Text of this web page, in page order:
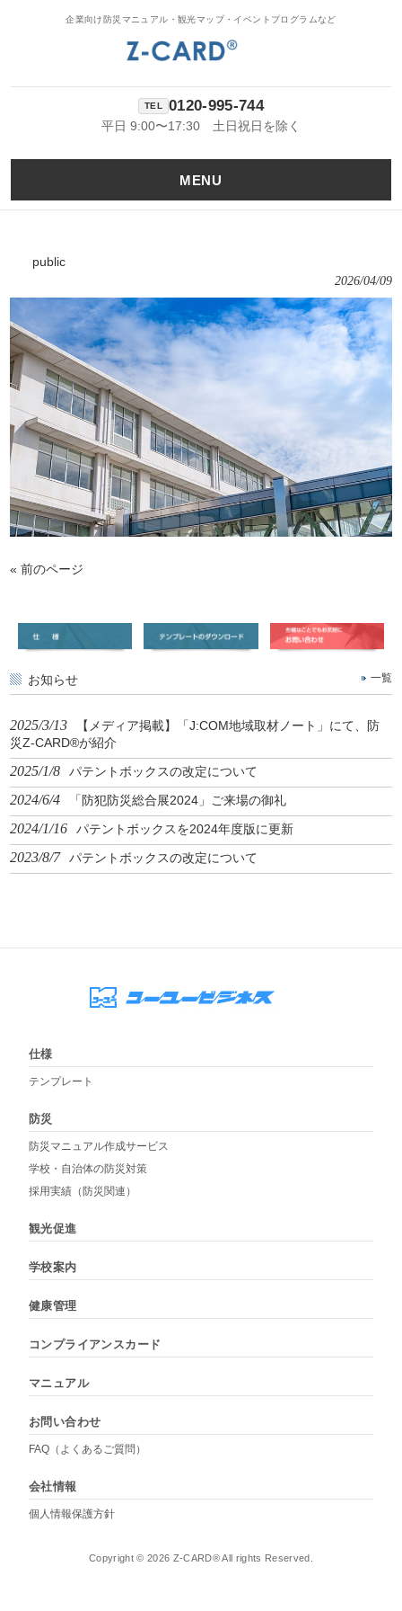
企業向け防災マニュアル・観光マップ・イベントプログラムなど
0120-995-744
平日 9:00〜17:30 土日祝日を除く
MENU
public
2026/04/09
« 前のページ
お知らせ 一覧
2025/3/13
【メディア掲載】「J:COM地域取材ノート」にて、防
災Z-CARD®が紹介
2025/1/8 パテントボックスの改定について
2024/6/4 「防犯防災総合展2024」ご来場の御礼
2024/1/16 パテントボックスを2024年度版に更新
2023/8/7 パテントボックスの改定について
仕様
テンプレート
防災
防災マニュアル作成サービス
学校・自治体の防災対策
採用実績（防災関連）
観光促進
学校案内
健康管理
コンプライアンスカード
マニュアル
お問い合わせ
FAQ（よくあるご質問）
会社情報
個人情報保護方針
Copyright © 2026 Z-CARD® All rights Reserved.